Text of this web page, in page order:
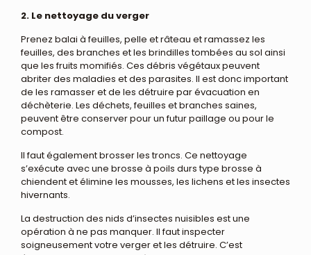
2. Le nettoyage du verger
Prenez balai à feuilles, pelle et râteau et ramassez les
feuilles, des branches et les brindilles tombées au sol ainsi
que les fruits momifiés. Ces débris végétaux peuvent
abriter des maladies et des parasites. Il est donc important
de les ramasser et de les détruire par évacuation en
déchèterie. Les déchets, feuilles et branches saines,
peuvent être conserver pour un futur paillage ou pour le
compost.
Il faut également brosser les troncs. Ce nettoyage
s’exécute avec une brosse à poils durs type brosse à
chiendent et élimine les mousses, les lichens et les insectes
hivernants.
La destruction des nids d’insectes nuisibles est une
opération à ne pas manquer. Il faut inspecter
soigneusement votre verger et les détruire. C’est